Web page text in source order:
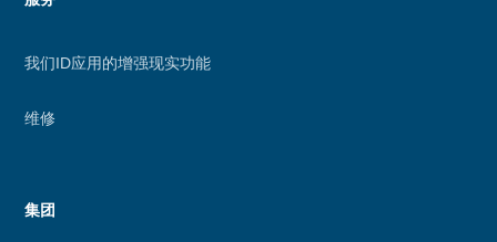
我们ID应用的增强现实功能
维修
集团